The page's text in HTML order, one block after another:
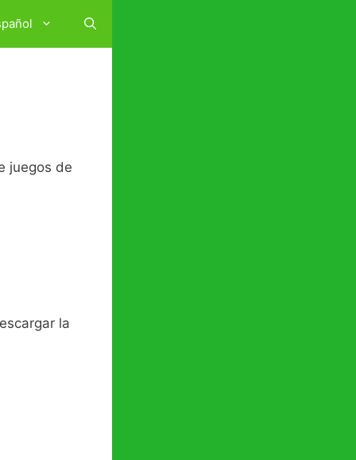
juegos de
la